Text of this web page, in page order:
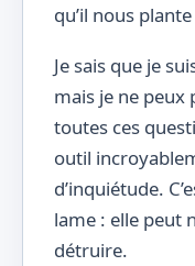
qu’il nous
Je sais que je
mais je ne peux
toutes ces
outil
d’inquiétude.
lame : elle peut
détruire.